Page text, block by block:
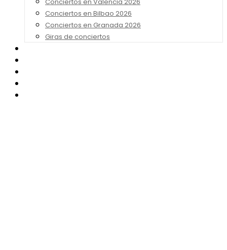
Conciertos en Bilbao 2026
Conciertos en Granada 2026
Giras de conciertos